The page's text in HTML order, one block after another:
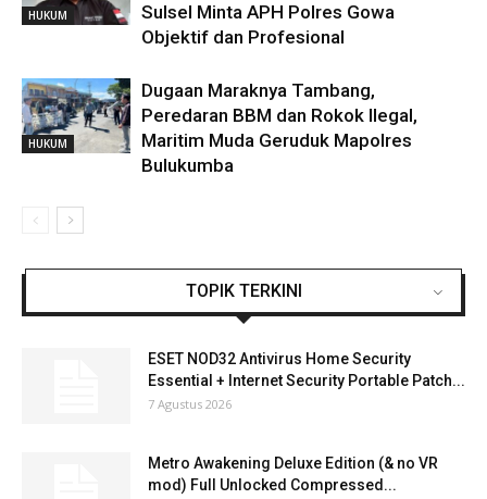
HUKUM
Sulsel Minta APH Polres Gowa
Objektif dan Profesional
HUKUM
Dugaan Maraknya Tambang,
Peredaran BBM dan Rokok Ilegal,
Maritim Muda Geruduk Mapolres
Bulukumba
TOPIK TERKINI
ESET NOD32 Antivirus Home Security
Essential + Internet Security Portable Patch...
7 Agustus 2026
Metro Awakening Deluxe Edition (& no VR
mod) Full Unlocked Compressed...